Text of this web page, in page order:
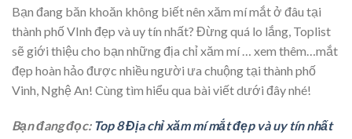
Bạn đang băn khoăn không biết nên xăm mí mắt ở đâu tại
thành phố VInh đẹp và uy tín nhất? Đừng quá lo lắng, Toplist
sẽ giới thiệu cho bạn những địa chỉ xăm mí
… xem thêm… mắt
đẹp hoàn hảo được nhiều người ưa chuộng tại thành phố
Vinh, Nghệ An! Cùng tìm hiểu qua bài viết dưới đây nhé!
Bạn đang đọc: Top 8 Địa chỉ xăm mí mắt đẹp và uy tín nhất